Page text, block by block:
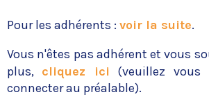
Pour les adhérents : voir la suite.
Vous n'êtes pas adhérent et vous
plus, cliquez ici (veuillez vous
connecter au préalable).